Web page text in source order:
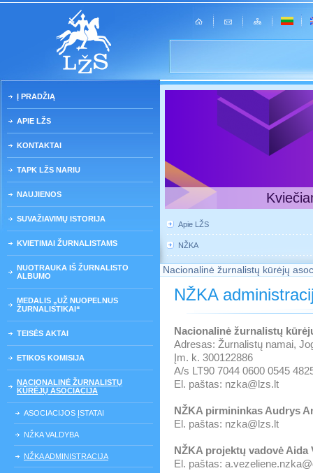
Į PRADŽIĄ
APIE LŽS
KONTAKTAI
TAPK LŽS NARIU
NAUJIENOS
SUVAŽIAVIMŲ ISTORIJA
KVIETIMAI ŽURNALISTAMS
NUOTRAUKA IŠ ŽURNALISTO
ALBUMO
MEDALIS „UŽ NUOPELNUS
ŽURNALISTIKAI“
TEISĖS AKTAI
ETIKOS KOMISIJA
NACIONALINĖ ŽURNALISTŲ
KŪRĖJŲ ASOCIACIJA
ASOCIACIJOS ĮSTATAI
NŽKA VALDYBA
NŽKA ADMINISTRACIJA
Apie LŽS
NŽKA
Nacionalinė žurnalistų kūrėjų
NŽKA
Nacionalinė žurnalistų
Adresas: Žurnalistų namai,
Įm. k. 300122886
A/s LT90 7044 0600 0545
El. paštas: nzka@lzs.lt
NŽKA pirmininkas Audrys
El. paštas: nzka@lzs.lt
NŽKA projektų vadovė Aida
El. paštas: